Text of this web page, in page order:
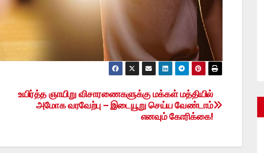
உயிர்த்த ஞாயிறு விசாரணைகளுக்கு மக்கள் மத்தியில்
அமோக வரவேற்பு – இடையூறு செய்ய வேண்டாம்
எனவும் கோரிக்கை!